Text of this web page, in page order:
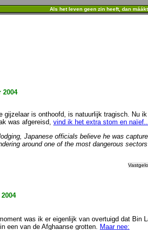
Als het leven geen zin heeft, dan
2004
gijzelaar is onthoofd, is natuurlijk tragisch. Nu
was afgereisd, vind ik het extra stom en
Japanese officials believe he was
around one of the most dangerous
was ik er eigenlijk van overtuigd dat Bin
een van de Afghaanse grotten. Maar nee: